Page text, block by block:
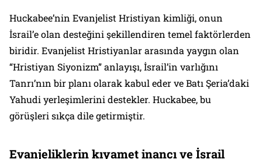
Huckabee’nin Evanjelist Hristiyan kimliği, onun
İsrail’e olan desteğini şekillendiren temel faktörlerden
biridir. Evanjelist Hristiyanlar arasında yaygın olan
“Hristiyan Siyonizm” anlayışı, İsrail’in varlığını
Tanrı’nın bir planı olarak kabul eder ve Batı Şeria’daki
Yahudi yerleşimlerini destekler. Huckabee, bu
görüşleri sıkça dile getirmiştir.
Evanjeliklerin kıyamet inancı ve İsrail